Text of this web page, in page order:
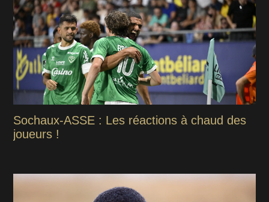
Sochaux-ASSE : Les réactions à chaud des
joueurs !